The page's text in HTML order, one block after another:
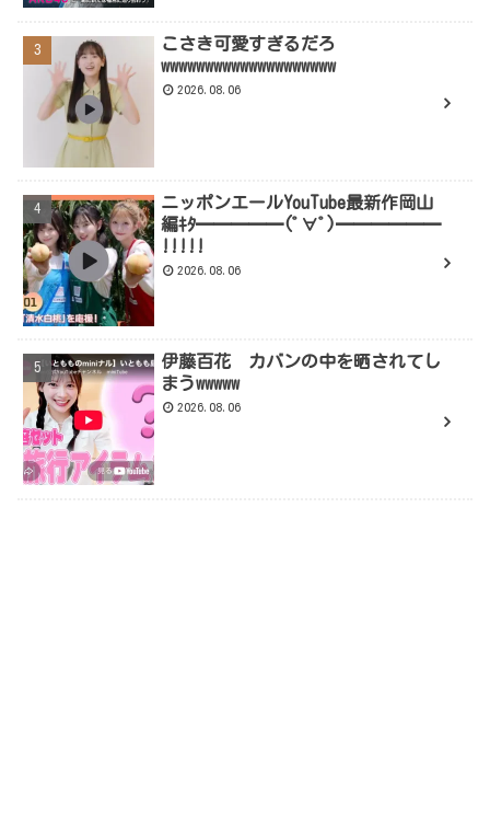
こさき可愛すぎるだろ
wwwwwwwwwwwwwwwwwwww
2026.08.06
ニッポンエールYouTube最新作岡山
編ｷﾀ━━━━━(ﾟ∀ﾟ)━━━━━━
!!!!!
2026.08.06
伊藤百花 カバンの中を晒されてし
まうwwwww
2026.08.06